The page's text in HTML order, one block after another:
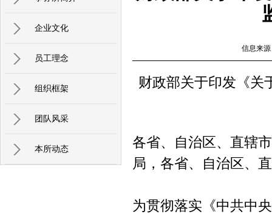
企业文化
员工理念
组织框架
团队风采
本所动态
信息来
财政部关于印发《关
各省、自治区、直辖
局，各省、自治区、
为贯彻落实《中共中